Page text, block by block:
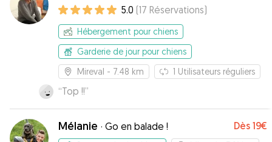
5.0 (17 Réservations)
Hébergement pour chiens
Garderie de jour pour chiens
Mireval - 7.48 km 1 Utilisateurs réguliers
“Top !!”
Mélanie · Go en balade ! Dès 19€